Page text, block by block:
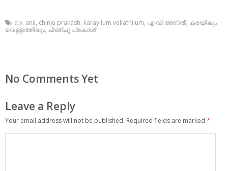
a.v. anil, chinju prakash, karayilum vellathilum, എ വി അനില്‍, കരയിലും
വെള്ളത്തിലും, ചിഞ്ചു പ്രകാശ്‌
No Comments Yet
Leave a Reply
Your email address will not be published. Required fields are marked *